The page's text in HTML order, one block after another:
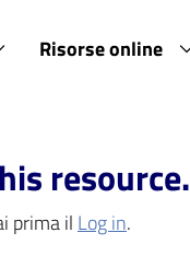
Risorse online
resource.
prima il Log in.